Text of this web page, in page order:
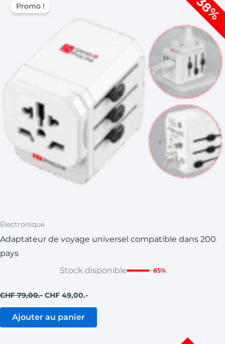
-38%
Promo !
Électronique
Adaptateur de voyage universel compatible dans 200
pays
Stock disponible
85%
CHF79,00
initial
CHF 49,00
CHF 49,00.
Ajouter au panier